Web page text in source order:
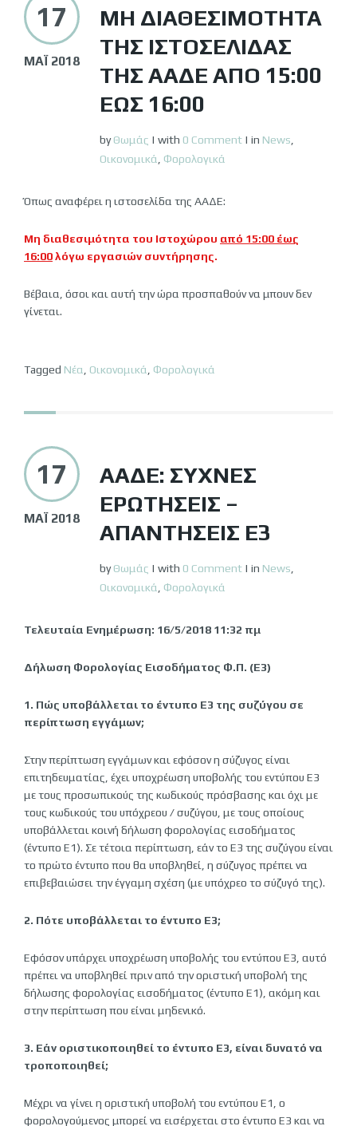
17
ΜΆΙ 2018
ΜΗ ΔΙΑΘΕΣΙΜΌΤΗΤΑ
ΤΗΣ ΙΣΤΟΣΕΛΊΔΑΣ
ΤΗΣ ΑΑΔΕ ΑΠΌ 15:00
ΈΩΣ 16:00
byΘωμάς | with 0 Comment | in News
Οικονομικά
Φορολογικά
Όπως αναφέρει η ιστοσελίδα της ΑΑΔΕ:
Μη διαθεσιμότητα του Ιστοχώρου από 15:00 έως
16:00λόγω εργασιών συντήρησης.
Βέβαια, όσοι και αυτή την ώρα προσπαθούν να μπουν δεν
γίνεται.
Tagged Νέα Οικονομικά Φορολογικά
17
ΜΆΙ 2018
ΑΑΔΕ: ΣΥΧΝΈΣ
ΕΡΩΤΉΣΕΙΣ –
ΑΠΑΝΤΉΣΕΙΣ Ε3
byΘωμάς | with 0 Comment | in News
Οικονομικά
Φορολογικά
Τελευταία Ενημέρωση: 16/5/2018 11:32 πμ
Δήλωση Φορολογίας Εισοδήματος Φ.Π. (Ε3)
1. Πώς υποβάλλεται το έντυπο Ε3 της συζύγου σε
περίπτωση εγγάμων;
Στην περίπτωση εγγάμων και εφόσον η σύζυγος είναι
επιτηδευματίας, έχει υποχρέωση υποβολής του εντύπου Ε3
με τους προσωπικούς της κωδικούς πρόσβασης και όχι με
τους κωδικούς του υπόχρεου / συζύγου, με τους οποίους
υποβάλλεται κοινή δήλωση φορολογίας εισοδήματος
(έντυπο Ε1). Σε τέτοια περίπτωση, εάν το Ε3 της συζύγου είναι
το πρώτο έντυπο που θα υποβληθεί, η σύζυγος πρέπει να
επιβεβαιώσει την έγγαμη σχέση (με υπόχρεο το σύζυγό της).
2. Πότε υποβάλλεται το έντυπο Ε3;
Εφόσον υπάρχει υποχρέωση υποβολής του εντύπου Ε3, αυτό
πρέπει να υποβληθεί πριν από την οριστική υποβολή της
δήλωσης φορολογίας εισοδήματος (έντυπο Ε1), ακόμη και
στην περίπτωση που είναι μηδενικό.
3. Εάν οριστικοποιηθεί το έντυπο Ε3, είναι δυνατό να
τροποποιηθεί;
Μέχρι να γίνει η οριστική υποβολή του εντύπου Ε1, ο
φορολογούμενος μπορεί να εισέρχεται στο έντυπο Ε3 και να